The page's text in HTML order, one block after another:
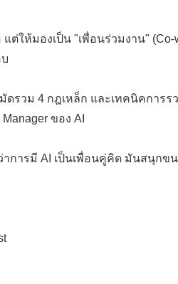
แต่ให้มองเป็น "เพื่อนร่วมงาน"
รวม 4 กฎเหล็ก และเทคนิคการร
ของ AI
การมี AI เป็นเพื่อนคู่คิด มันสนุกข